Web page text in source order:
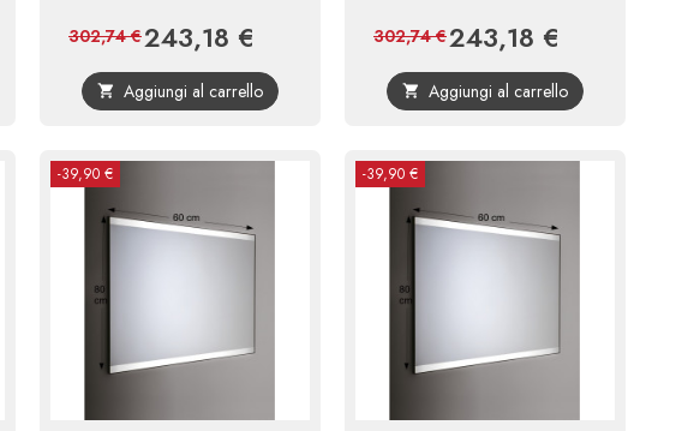
Prezzo
243,18 €
base
302,74 €
 Aggiungi al carrello
Prezzo
243,18 €
base
302,74 €
 Aggiungi al carrello
-39,90 € -39,90 €